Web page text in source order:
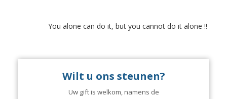
You alone can do it, but you cannot do it alone !!
Wilt u ons steunen?
Uw gift is welkom, namens de